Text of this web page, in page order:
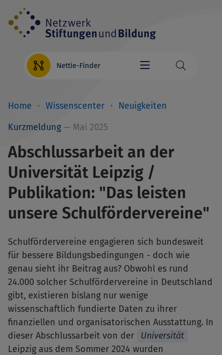
Direkt
zum
Inhalt
Nettie-Finder
Home Wissenscenter
Neuigkeiten
Kurzmeldung— Mai 2025
Abschlussarbeit an der
Universität Leipzig /
Publikation: "Das leisten
unsere Schulfördervereine"
Schulfördervereine engagieren sich bundesweit
für bessere Bildungsbedingungen - doch wie
genau sieht ihr Beitrag aus? Obwohl es rund
24.000 solcher Schulfördervereine in Deutschland
gibt, existieren bislang nur wenige
wissenschaftlich fundierte Daten zu ihrer
finanziellen und organisatorischen Ausstattung. In
dieser Abschlussarbeit von der
Universität
Leipzig aus dem Sommer 2024 wurden